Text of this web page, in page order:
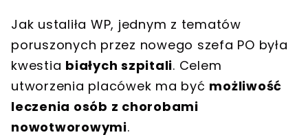
Jak ustaliła WP, jednym z tematów
poruszonych przez nowego szefa PO była
kwestia białych szpitali. Celem
utworzenia placówek ma być możliwość
leczenia osób z chorobami
nowotworowymi.